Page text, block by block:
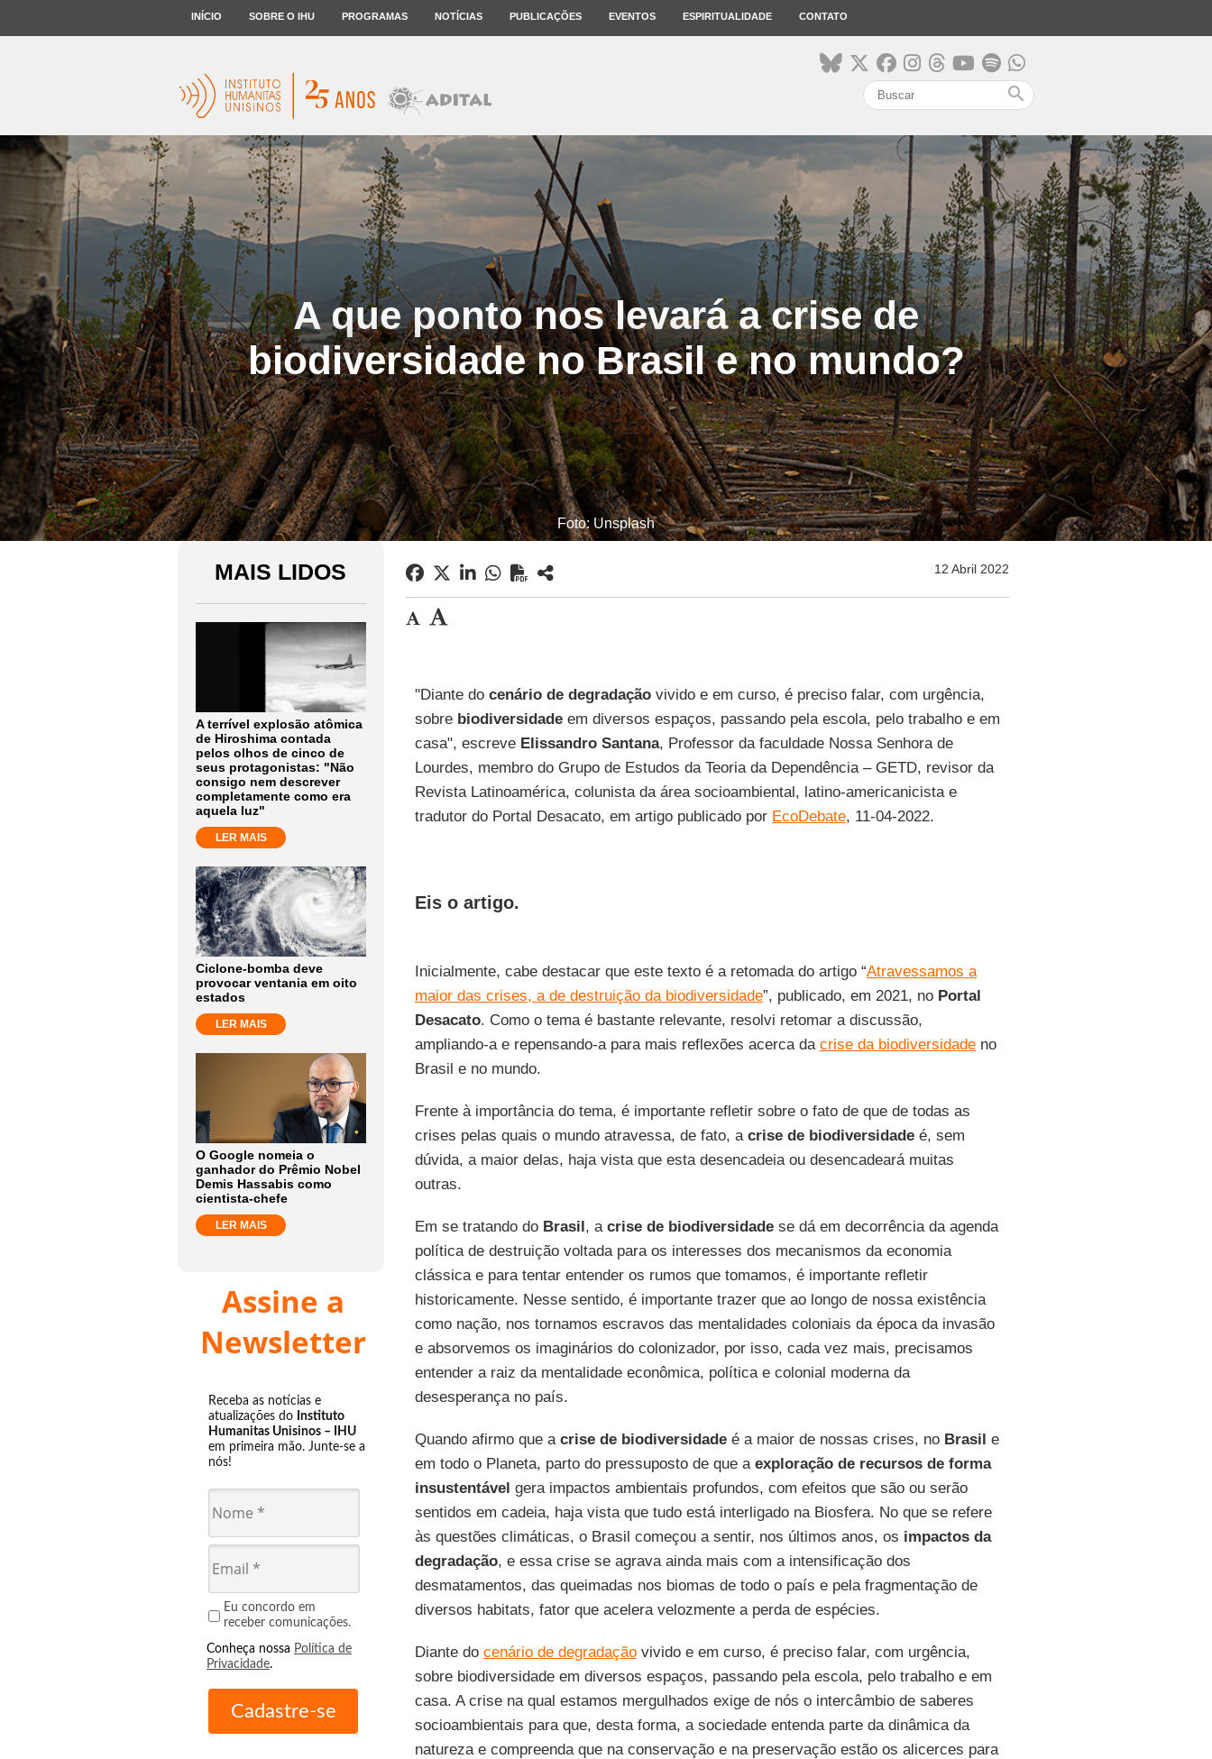
INÍCIO SOBRE O IHU PROGRAMAS NOTÍCIAS PUBLICAÇÕES EVENTOS ESPIRITUALIDADE CONTATO
search
A que ponto nos levará a crise de
biodiversidade no Brasil e no mundo?
Foto: Unsplash
MAIS LIDOS
A terrível explosão atômica
de Hiroshima contada
pelos olhos de cinco de
seus protagonistas: "Não
consigo nem descrever
completamente como era
aquela luz"
LER MAIS
Ciclone-bomba deve
provocar ventania em oito
estados
LER MAIS
O Google nomeia o
ganhador do Prêmio Nobel
Demis Hassabis como
cientista-chefe
LER MAIS
Assine a
Newsletter
Receba as notícias e
atualizações do Instituto
Humanitas Unisinos – IHU
em primeira mão. Junte-se a
nós!
Eu concordo em
receber comunicações.
Conheça nossa Política de
Privacidade.
12 Abril 2022
"Diante do cenário de degradaçãovivido e em curso, é preciso falar, com urgência,
sobre biodiversidadeem diversos espaços, passando pela escola, pelo trabalho e em
casa", escreve Elissandro Santana, Professor da faculdade Nossa Senhora de
Lourdes, membro do Grupo de Estudos da Teoria da Dependência – GETD, revisor da
Revista Latinoamérica, colunista da área socioambiental, latino-americanicista e
tradutor do Portal Desacato, em artigo publicado por EcoDebate, 11-04-2022.
Eis o artigo.
Inicialmente, cabe destacar que este texto é a retomada do artigo “Atravessamos a
maior das crises, a de destruição da biodiversidade”, publicado, em 2021, no Portal
Desacato. Como o tema é bastante relevante, resolvi retomar a discussão,
ampliando-a e repensando-a para mais reflexões acerca da crise da biodiversidadeno
Brasil e no mundo.
Frente à importância do tema, é importante refletir sobre o fato de que de todas as
crises pelas quais o mundo atravessa, de fato, a crise de biodiversidadeé, sem
dúvida, a maior delas, haja vista que esta desencadeia ou desencadeará muitas
outras.
Em se tratando do Brasil, a crise de biodiversidadese dá em decorrência da agenda
política de destruição voltada para os interesses dos mecanismos da economia
clássica e para tentar entender os rumos que tomamos, é importante refletir
historicamente. Nesse sentido, é importante trazer que ao longo de nossa existência
como nação, nos tornamos escravos das mentalidades coloniais da época da invasão
e absorvemos os imaginários do colonizador, por isso, cada vez mais, precisamos
entender a raiz da mentalidade econômica, política e colonial moderna da
desesperança no país.
Quando afirmo que a crise de biodiversidadeé a maior de nossas crises, no Brasil e
em todo o Planeta, parto do pressuposto de que a exploração de recursos de forma
insustentável gera impactos ambientais profundos, com efeitos que são ou serão
sentidos em cadeia, haja vista que tudo está interligado na Biosfera. No que se refere
às questões climáticas, o Brasil começou a sentir, nos últimos anos, os impactos da
degradação, e essa crise se agrava ainda mais com a intensificação dos
desmatamentos, das queimadas nos biomas de todo o país e pela fragmentação de
diversos habitats, fator que acelera velozmente a perda de espécies.
Diante do cenário de degradaçãovivido e em curso, é preciso falar, com urgência,
sobre biodiversidade em diversos espaços, passando pela escola, pelo trabalho e em
casa. A crise na qual estamos mergulhados exige de nós o intercâmbio de saberes
socioambientais para que, desta forma, a sociedade entenda parte da dinâmica da
natureza e compreenda que na conservação e na preservação estão os alicerces para